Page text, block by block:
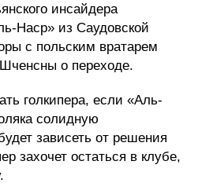
инсайдера
Наср» из Саудовской
с польским вратарем
о переходе.
голкипера, если «Аль-
солидную
зависеть от решения
захочет остаться в клубе,